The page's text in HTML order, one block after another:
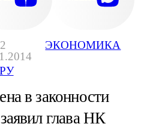
ЭКОНОМИКА
в законности
глава НК